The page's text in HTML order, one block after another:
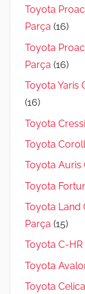
Toyota
Parça (16)
Toyota
Parça (16)
Toyota Yaris
(16)
Toyota
Toyota
Toyota Auris
Toyota
Toyota Land
Parça (15)
Toyota C-HR
Toyota
Toyota